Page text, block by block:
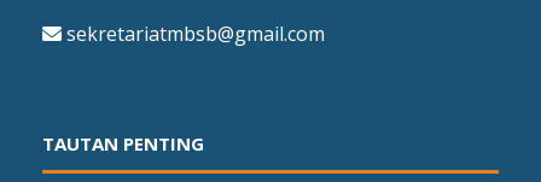
sekretariatmbsb@gmail.com
TAUTAN PENTING